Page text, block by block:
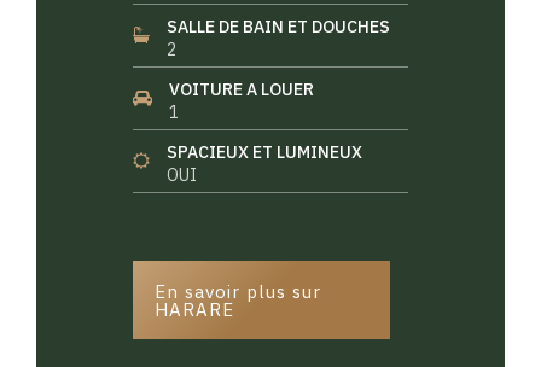
SALLE DE BAIN ET DOUCHES
2
VOITURE A LOUER
1
SPACIEUX ET LUMINEUX
OUI
En savoir plus sur
HARARE